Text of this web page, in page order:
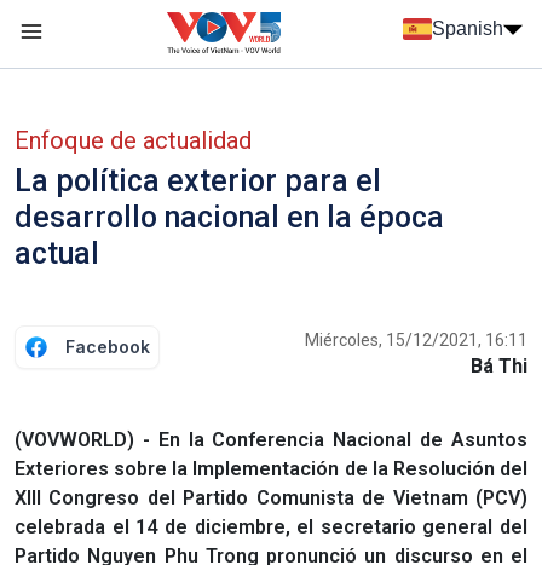
Spanish
Enfoque de actualidad
La política exterior para el
desarrollo nacional en la época
actual
Facebook Miércoles, 15/12/2021, 16:11
Bá Thi
(VOVWORLD) - En la Conferencia Nacional de Asuntos
Exteriores sobre la Implementación de la Resolución del
XIII Congreso del Partido Comunista de Vietnam (PCV)
celebrada el 14 de diciembre, el secretario general del
Partido Nguyen Phu Trong pronunció un discurso en el